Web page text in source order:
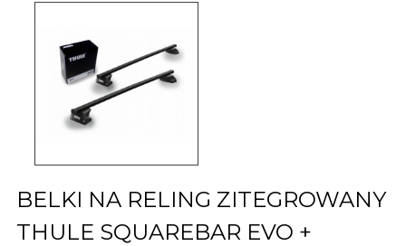
BELKI NA RELING ZITEGROWANY
THULE SQUAREBAR EVO +